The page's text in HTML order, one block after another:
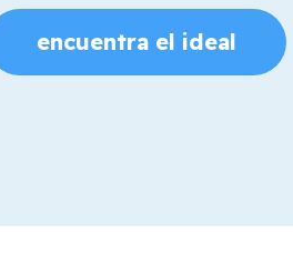
encuentra el ideal